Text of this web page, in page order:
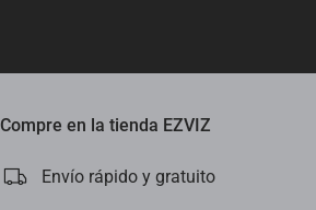
Compre en la tienda EZVIZ
Envío rápido y gratuito